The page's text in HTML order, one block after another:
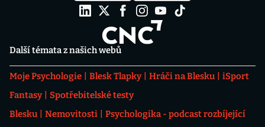
Další témata z našich webů
Moje Psychologie Blesk Tlapky Hráči na Blesku
iSport
Fantasy
Spotřebitelské testy
Blesku
Nemovitosti
Psychologika - podcast rozbíjející